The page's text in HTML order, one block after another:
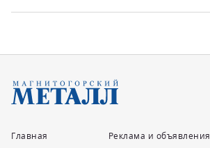
Главная
Реклама и объявления